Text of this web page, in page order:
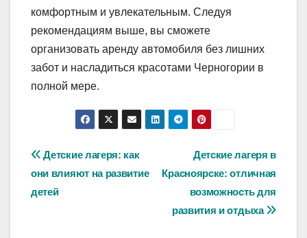
комфортным и увлекательным. Следуя
рекомендациям выше, вы сможете
организовать аренду автомобиля без лишних
забот и насладиться красотами Черногории в
полной мере.
Навигация
по
Детские лагеря в
Красноярске: отличная
возможность для
развития и отдыха
Детские лагеря: как
они влияют на развитие
детей